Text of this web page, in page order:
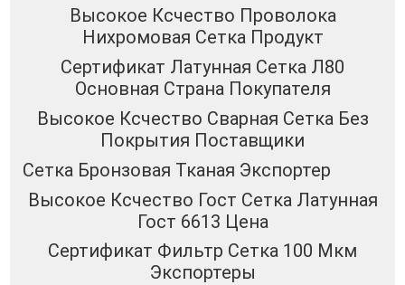
Высокое Ксчество Проволока
Нихромовая Сетка Продукт
Сертификат Латунная Сетка Л80
Основная Страна Покупателя
Высокое Ксчество Сварная Сетка Без
Покрытия Поставщики
Сетка Бронзовая Тканая Экспортер
Высокое Ксчество Гост Сетка Латунная
Гост 6613 Цена
Сертификат Фильтр Сетка 100 Мкм
Экспортеры